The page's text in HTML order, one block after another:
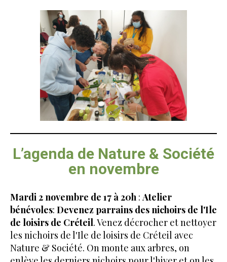
L’agenda de Nature & Société
en novembre
Mardi 2 novembre de 17 à 20h :Atelier
bénévoles: Devenez parrains des nichoirs de l'Ile
de loisirs de Créteil. Venez décrocher et nettoyer
les nichoirs de l'Ile de loisirs de Créteil avec
Nature & Société. On monte aux arbres, on